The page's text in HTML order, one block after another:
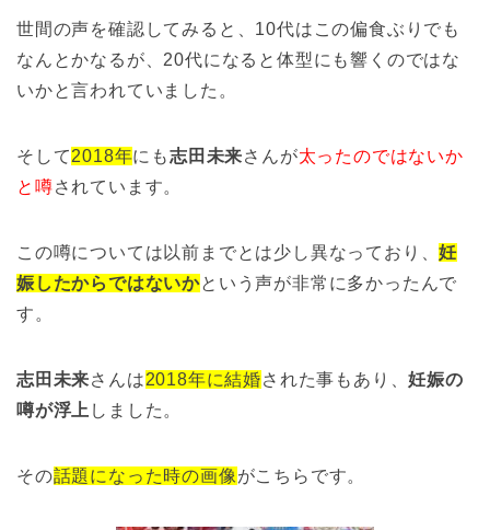
世間の声を確認してみると、10代はこの偏食ぶりでも
なんとかなるが、20代になると体型にも響くのではな
いかと言われていました。
そして2018年にも志田未来さんが太ったのではないか
と噂されています。
この噂については以前までとは少し異なっており、妊
娠したからではないかという声が非常に多かったんで
す。
志田未来さんは2018年に結婚された事もあり、妊娠の
噂が浮上 しました。
その話題になった時の画像がこちらです。